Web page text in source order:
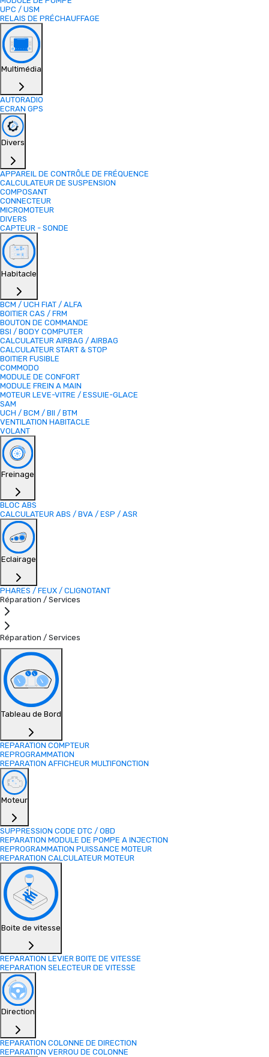
UPC / USM
RELAIS DE PRÉCHAUFFAGE
Multimédia
AUTORADIO
ECRAN GPS
Divers
APPAREIL DE CONTRÔLE DE FRÉQUENCE
CALCULATEUR DE SUSPENSION
COMPOSANT
CONNECTEUR
MICROMOTEUR
DIVERS
CAPTEUR - SONDE
Habitacle
BCM / UCH FIAT / ALFA
BOITIER CAS / FRM
BOUTON DE COMMANDE
BSI / BODY COMPUTER
CALCULATEUR AIRBAG / AIRBAG
CALCULATEUR START & STOP
BOITIER FUSIBLE
COMMODO
MODULE DE CONFORT
MODULE FREIN A MAIN
MOTEUR LEVE-VITRE / ESSUIE-GLACE
SAM
UCH / BCM / BII / BTM
VENTILATION HABITACLE
VOLANT
Freinage
BLOC ABS
CALCULATEUR ABS / BVA / ESP / ASR
Eclairage
PHARES / FEUX / CLIGNOTANT
Réparation / Services
Réparation / Services
Tableau de Bord
REPARATION COMPTEUR
REPROGRAMMATION
REPARATION AFFICHEUR MULTIFONCTION
Moteur
SUPPRESSION CODE DTC / OBD
REPARATION MODULE DE POMPE A INJECTION
REPROGRAMMATION PUISSANCE MOTEUR
REPARATION CALCULATEUR MOTEUR
Boite de vitesse
REPARATION LEVIER BOITE DE VITESSE
REPARATION SELECTEUR DE VITESSE
Direction
REPARATION COLONNE DE DIRECTION
REPARATION VERROU DE COLONNE